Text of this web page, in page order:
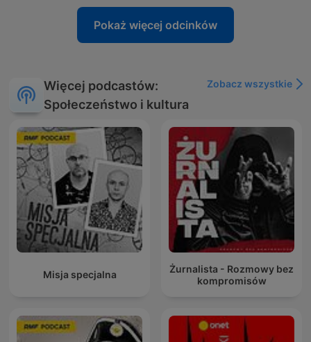
Pokaż więcej odcinków
Więcej podcastów:
Społeczeństwo i kultura
Zobacz wszystkie
Misja specjalna
Żurnalista - Rozmowy bez
kompromisów